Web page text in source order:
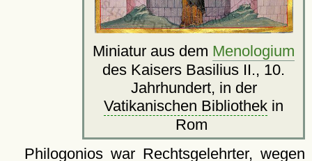
Miniatur aus dem Menologium
des Kaisers Basilius II., 10.
Jahrhundert, in der
Vatikanischen Bibliothek in
Rom
Philogonios war Rechtsgelehrter, wegen